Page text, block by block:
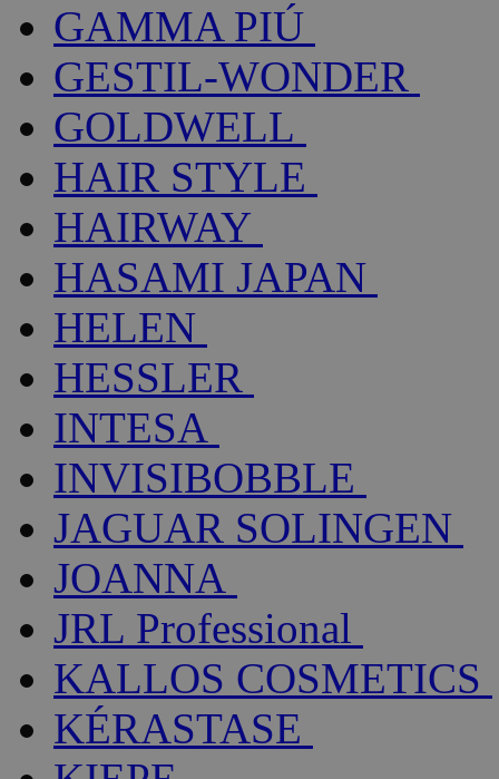
GAMMA PIÚ
GESTIL-WONDER
GOLDWELL
HAIR STYLE
HAIRWAY
HASAMI JAPAN
HELEN
HESSLER
INTESA
INVISIBOBBLE
JAGUAR SOLINGEN
JOANNA
JRL Professional
KALLOS COSMETICS
KÉRASTASE